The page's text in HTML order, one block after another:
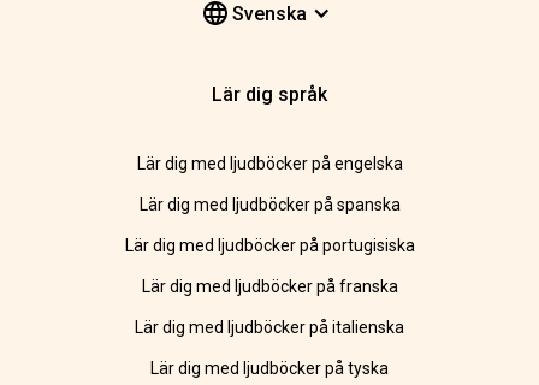
Svenska
Lär dig språk
Lär dig med ljudböcker på engelska
Lär dig med ljudböcker på spanska
Lär dig med ljudböcker på portugisiska
Lär dig med ljudböcker på franska
Lär dig med ljudböcker på italienska
Lär dig med ljudböcker på tyska